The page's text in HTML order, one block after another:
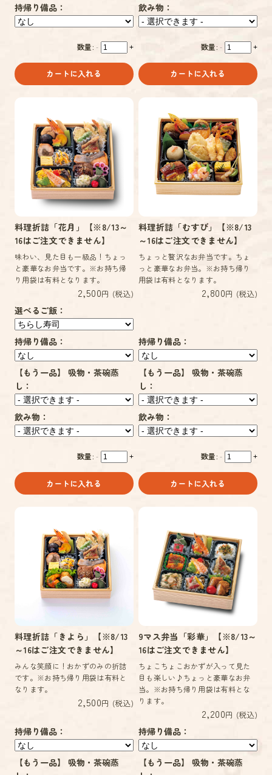
持帰り備品：
数量: - +
カートに入れる
飲み物：
数量: - +
カートに入れる
料理折詰「花月」【※8/13～
16はご注文できません】
味わい、見た目も一級品！ちょっ
と豪華なお弁当です。※お持ち帰
り用袋は有料となります。
2,500円 (税込)
選べるご飯：
持帰り備品：
【もう一品】 吸物・茶碗蒸
し：
飲み物：
数量: - +
カートに入れる
料理折詰「むすび」【※8/13
～16はご注文できません】
ちょっと贅沢なお弁当です。ちょ
っと豪華なお弁当。※お持ち帰り
用袋は有料となります。
2,800円 (税込)
持帰り備品：
【もう一品】 吸物・茶碗蒸
し：
飲み物：
数量: - +
カートに入れる
料理折詰「きよら」【※8/13
～16はご注文できません】
みんな笑顔に！おかずのみの折詰
です。※お持ち帰り用袋は有料と
なります。
2,500円 (税込)
持帰り備品：
【もう一品】 吸物・茶碗蒸
9マス弁当「彩華」【※8/13～
16はご注文できません】
ちょこちょこおかずが入って見た
目も楽しい♪ちょっと豪華なお弁
当。※お持ち帰り用袋は有料とな
ります。
2,200円 (税込)
持帰り備品：
【もう一品】 吸物・茶碗蒸